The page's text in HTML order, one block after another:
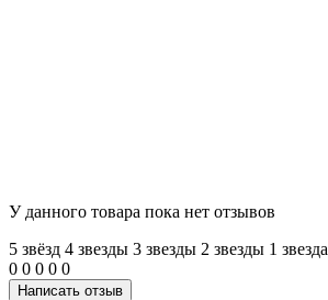
У данного товара пока нет отзывов
5 звёзд 4 звeзды 3 звeзды 2 звeзды 1 звeзда
0 0 0 0 0
Написать отзыв